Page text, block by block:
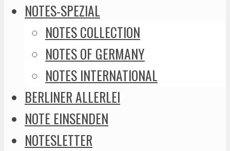
NOTES-SPEZIAL
NOTES COLLECTION
NOTES OF GERMANY
NOTES INTERNATIONAL
BERLINER ALLERLEI
NOTE EINSENDEN
NOTESLETTER